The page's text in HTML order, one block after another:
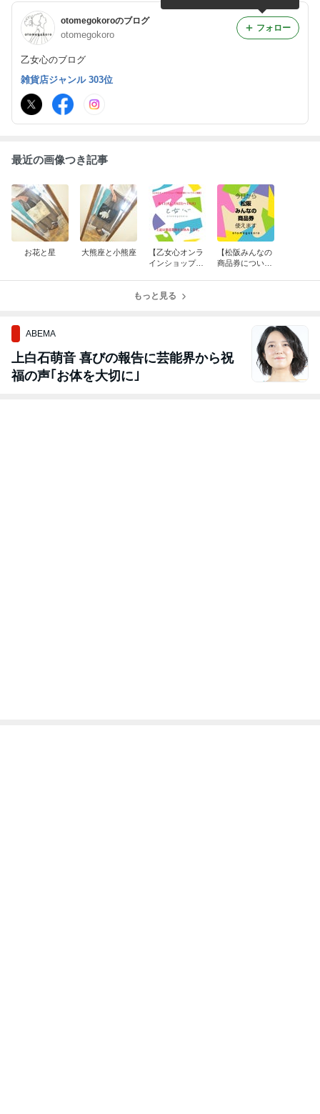
otomegokoroのブログ
otomegokoro
乙女心のブログ
フォロー
雑貨店ジャンル 303位
最近の画像つき記事
お花と星 大熊座と小熊座
【乙女心オンラ
インショップ発
【松阪みんなの
商品券につい
もっと見る
ABEMA
上白石萌音 喜びの報告に芸能界から祝
福の声｢お体を大切に｣